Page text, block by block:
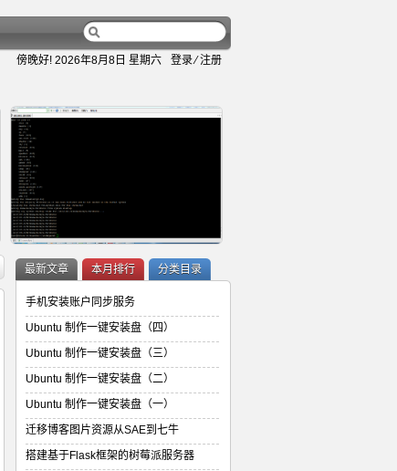
登录⁄注册
傍晚好! 2026年8月8日 星期六
Ubuntu 制作一键安装盘（二）
最新文章 本月排行 分类目录
手机安装账户同步服务
Ubuntu 制作一键安装盘（四）
Ubuntu 制作一键安装盘（三）
Ubuntu 制作一键安装盘（二）
Ubuntu 制作一键安装盘（一）
迁移博客图片资源从SAE到七牛
搭建基于Flask框架的树莓派服务器